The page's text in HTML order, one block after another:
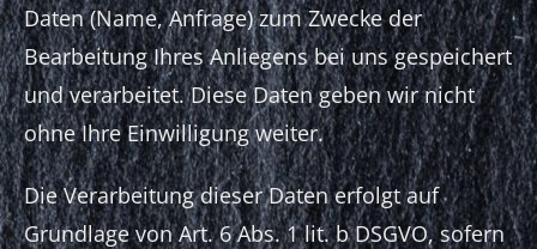
Daten (Name, Anfrage) zum Zwecke der
Bearbeitung Ihres Anliegens bei uns gespeichert
und verarbeitet. Diese Daten geben wir nicht
ohne Ihre Einwilligung weiter.
Die Verarbeitung dieser Daten erfolgt auf
Grundlage von Art. 6 Abs. 1 lit. b DSGVO, sofern